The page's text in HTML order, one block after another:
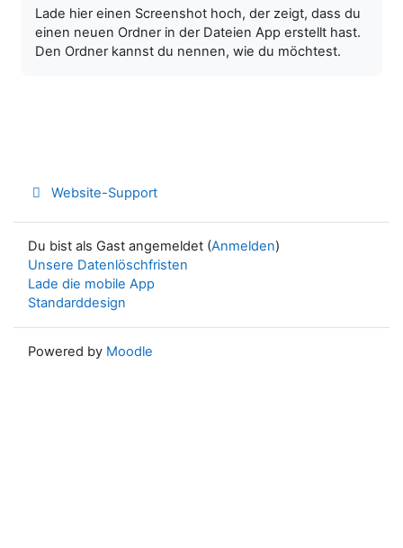
Lade hier einen Screenshot hoch, der zeigt, dass du
einen neuen Ordner in der Dateien App erstellt hast.
Den Ordner kannst du nennen, wie du möchtest.
Website-Support
Du bist als Gast angemeldet (Anmelden)
Unsere Datenlöschfristen
Lade die mobile App
Standarddesign
Powered by Moodle